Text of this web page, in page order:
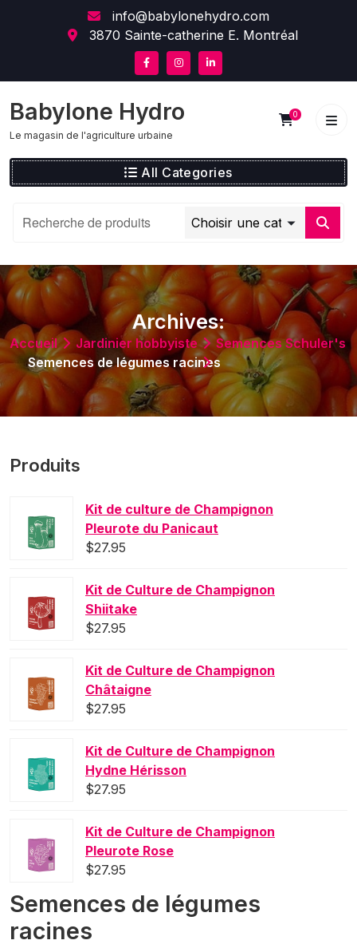
info@babylonehydro.com
3870 Sainte-catherine E. Montréal
Babylone Hydro
Le magasin de l'agriculture urbaine
0
All Categories
Archives:
Accueil Jardinier hobbyiste
Semences Schuler's
Semences de légumes racines
Produits
Kit de culture de Champignon
Pleurote du Panicaut
$27.95
Kit de Culture de Champignon
Shiitake
$27.95
Kit de Culture de Champignon
Châtaigne
$27.95
Kit de Culture de Champignon
Hydne Hérisson
$27.95
Kit de Culture de Champignon
Pleurote Rose
$27.95
Semences de légumes
racines